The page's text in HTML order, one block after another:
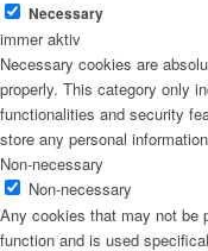
Necessary
immer aktiv
Necessary cookies are
properly. This category only
functionalities and security
store any personal
Non-necessary
Non-necessary
Any cookies that may not be
function and is used